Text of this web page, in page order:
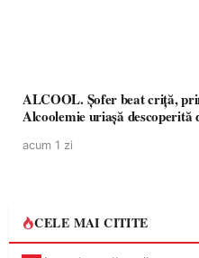
ALCOOL. Șofer beat criță,
Alcoolemie uriașă descoperită
acum 1 zi
CELE MAI CITITE